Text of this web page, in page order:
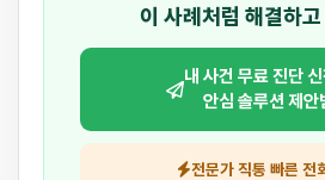
이 사례처럼 해결하
내 사건 무료 진단
안심 솔루션 제안
전문가 직통 빠른 전